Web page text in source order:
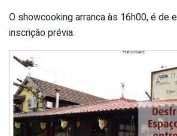
O showcooking arranca às 16h00, é de
inscrição prévia.